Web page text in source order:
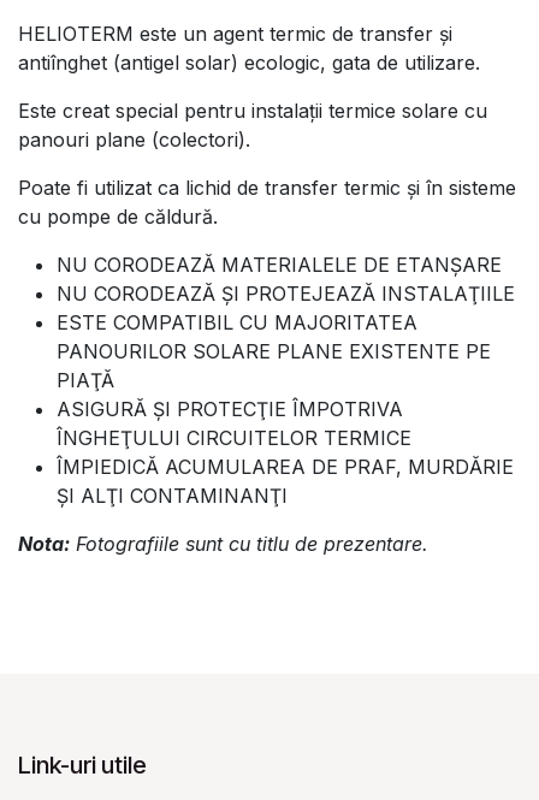
HELIOTERM este un agent termic de transfer şi
antiînghet (antigel solar) ecologic, gata de utilizare.
Este creat special pentru instalaţii termice solare cu
panouri plane (colectori).
Poate fi utilizat ca lichid de transfer termic şi în sisteme
cu pompe de căldură.
NU CORODEAZĂ MATERIALELE DE ETANŞARE
NU CORODEAZĂ ŞI PROTEJEAZĂ INSTALAŢIILE
ESTE COMPATIBIL CU MAJORITATEA
PANOURILOR SOLARE PLANE EXISTENTE PE
PIAŢĂ
ASIGURĂ ŞI PROTECŢIE ÎMPOTRIVA
ÎNGHEŢULUI CIRCUITELOR TERMICE
ÎMPIEDICĂ ACUMULAREA DE PRAF, MURDĂRIE
ŞI ALŢI CONTAMINANŢI
Nota: Fotografiile sunt cu titlu de prezentare.
Link-uri utile